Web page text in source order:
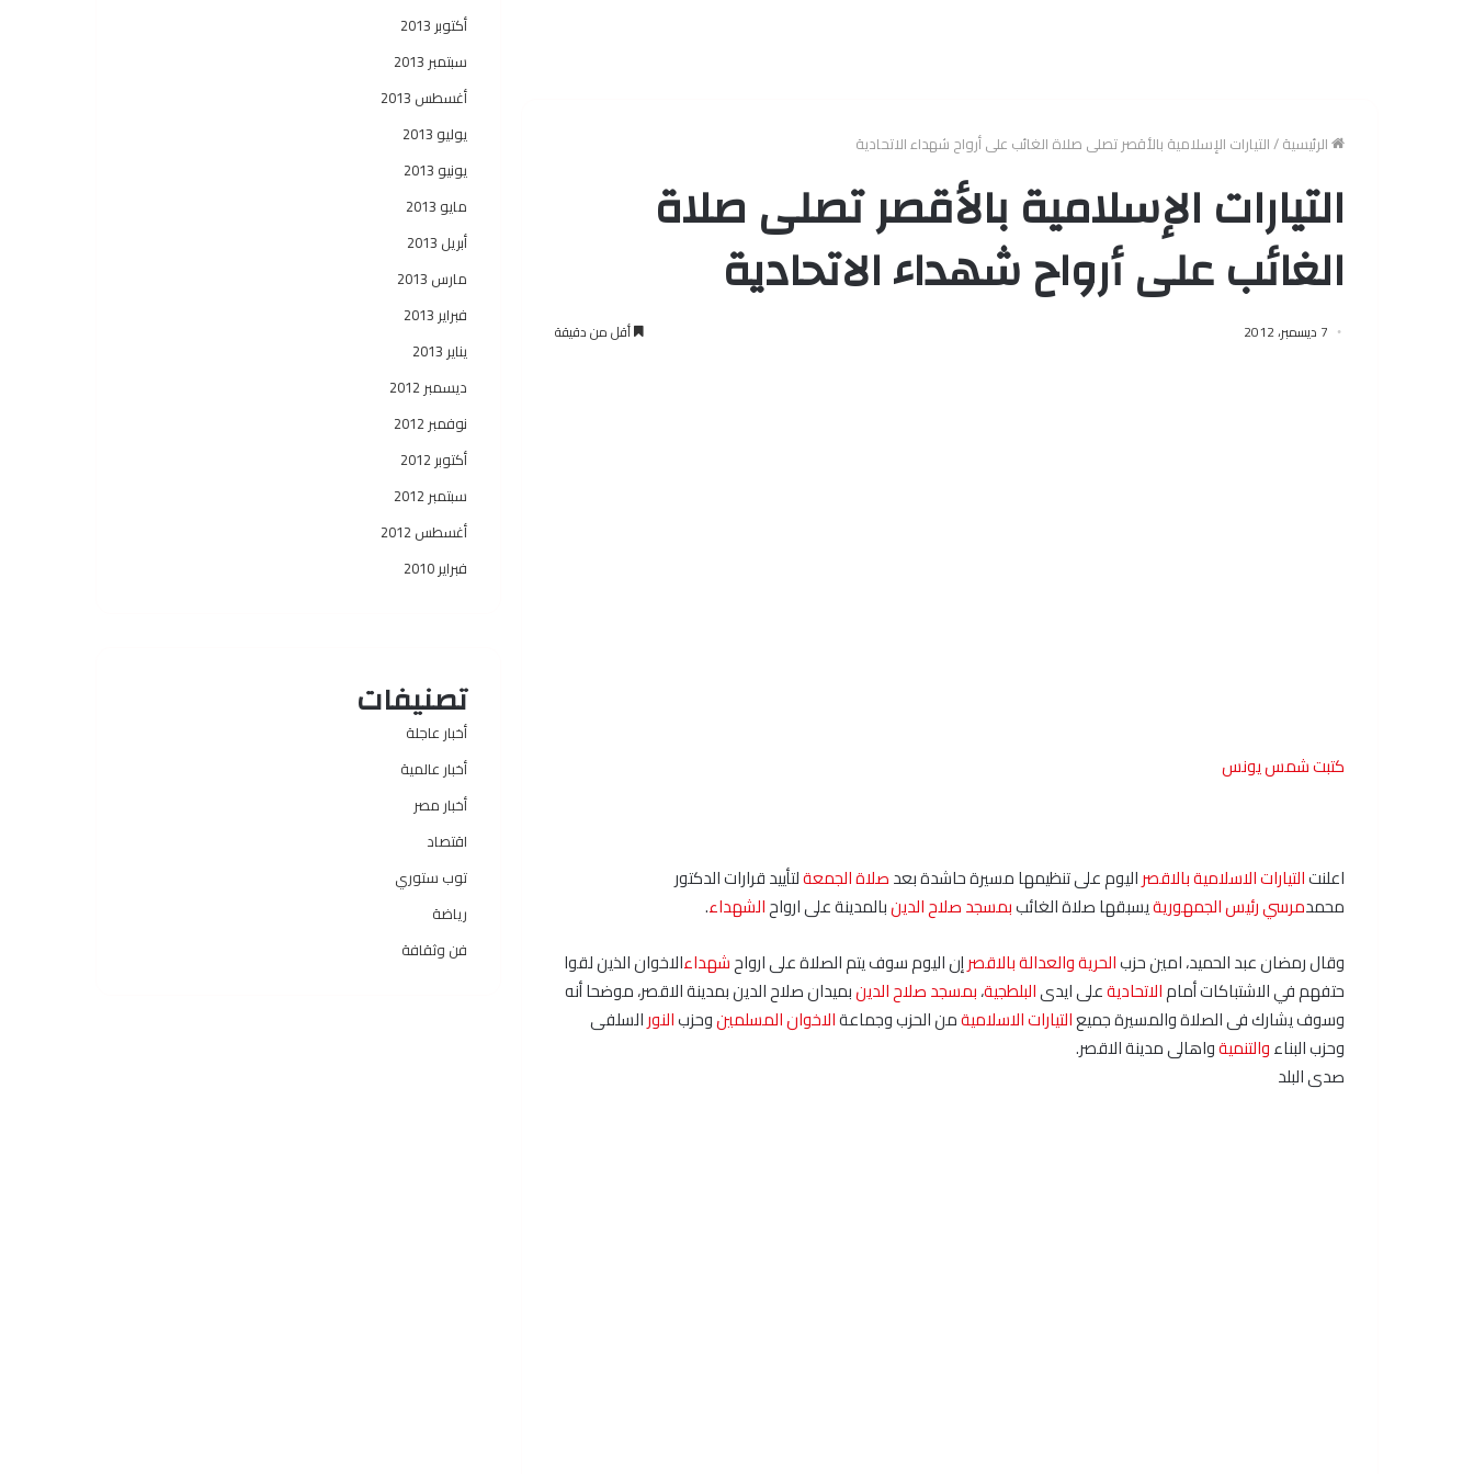
الرئيسية/التيارات الإسلامية بالأقصر تصلى صلاة الغائب على أرواح شهداء الاتحادية
التيارات الإسلامية بالأقصر تصلى صلاة
الغائب على أرواح شهداء الاتحادية
7 ديسمبر، 2012 أقل من دقيقة
كتبت شمس يونس
اعلنتالتيارات الاسلاميةبالاقصراليوم على تنظيمها مسيرة حاشدة بعدصلاة الجمعةلتأييد قرارات الدكتور
محمدمرسيرئيس الجمهوريةيسبقها صلاة الغائببمسجدصلاح الدينبالمدينة على ارواحالشهداء.
وقال رمضان عبد الحميد، امين حزبالحريةوالعدالةبالاقصرإن اليوم سوف يتم الصلاة على ارواحشهداءالاخوان الذين لقوا
حتفهم في الاشتباكات أمامالاتحاديةعلى ايدىالبلطجية،بمسجدصلاح الدينبميدان صلاح الدين بمدينة الاقصر، موضحا أنه
وسوف يشارك فى الصلاة والمسيرة جميعالتيارات الاسلاميةمن الحزب وجماعةالاخوان المسلمينوحزبالنورالسلفى
وحزب البناءوالتنميةواهالى مدينة الاقصر.
صدى البلد
أكتوبر 2013
سبتمبر 2013
أغسطس 2013
يوليو 2013
يونيو 2013
مايو 2013
أبريل 2013
مارس 2013
فبراير 2013
يناير 2013
ديسمبر 2012
نوفمبر 2012
أكتوبر 2012
سبتمبر 2012
أغسطس 2012
فبراير 2010
تصنيفات
أخبار عاجلة
أخبار عالمية
أخبار مصر
اقتصاد
توب ستوري
رياضة
فن وثقافة